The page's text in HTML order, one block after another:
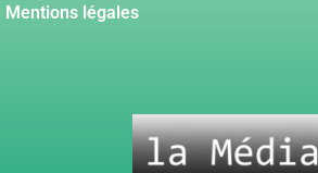
Mentions légales